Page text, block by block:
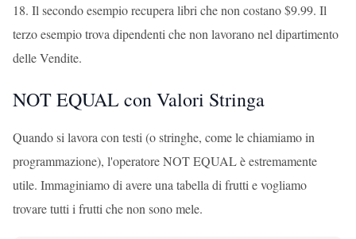
18. Il secondo esempio recupera libri che non costano $9.99. Il
terzo esempio trova dipendenti che non lavorano nel dipartimento
delle Vendite.
NOT EQUAL con Valori Stringa
Quando si lavora con testi (o stringhe, come le chiamiamo in
programmazione), l'operatore NOT EQUAL è estremamente
utile. Immaginiamo di avere una tabella di frutti e vogliamo
trovare tutti i frutti che non sono mele.